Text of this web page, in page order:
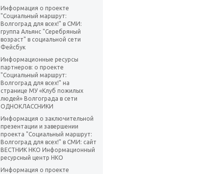
Информация о проекте
"Социальный маршрут:
Волгоград для всех!" в СМИ:
группа Альянс "Серебряный
возраст" в социальной сети
Фейсбук
Информационные ресурсы
партнеров: о проекте
"Социальный маршрут:
Волгоград для всех!" на
странице МУ «Клуб пожилых
людей» Волгограда в сети
ОДНОКЛАССНИКИ
Информация о заключительной
презентации и завершении
проекта "Социальный маршрут:
Волгоград для всех!" в СМИ: сайт
ВЕСТНИК НКО Информационный
ресурсный центр НКО
Информация о проекте